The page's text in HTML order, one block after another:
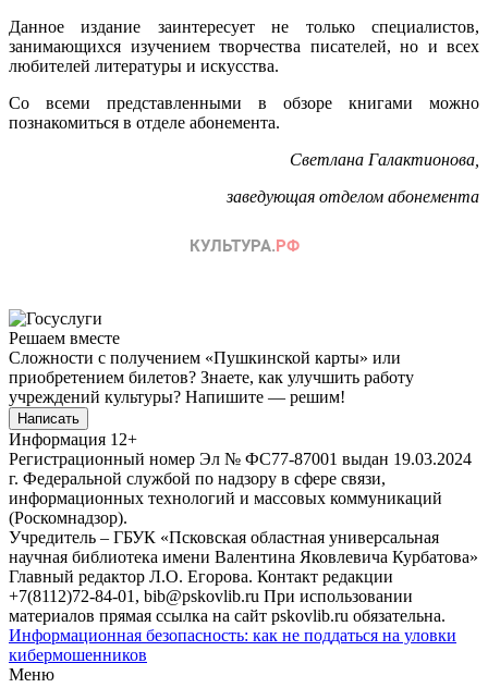
Данное издание заинтересует не только специалистов,
занимающихся изучением творчества писателей, но и всех
любителей литературы и искусства.
Со всеми представленными в обзоре книгами можно
познакомиться в отделе абонемента.
Светлана Галактионова,
заведующая отделом абонемента
Решаем вместе
Сложности с получением «Пушкинской карты» или
приобретением билетов? Знаете, как улучшить работу
учреждений культуры? Напишите — решим!
Написать
Информация 12+
Регистрационный номер Эл № ФС77-87001 выдан 19.03.2024
г. Федеральной службой по надзору в сфере связи,
информационных технологий и массовых коммуникаций
(Роскомнадзор).
Учредитель – ГБУК «Псковская областная универсальная
научная библиотека имени Валентина Яковлевича Курбатова»
Главный редактор Л.О. Егорова. Контакт редакции
+7(8112)72-84-01, bib@pskovlib.ru При использовании
материалов прямая ссылка на сайт pskovlib.ru обязательна.
Информационная безопасность: как не поддаться на уловки
кибермошенников
Меню